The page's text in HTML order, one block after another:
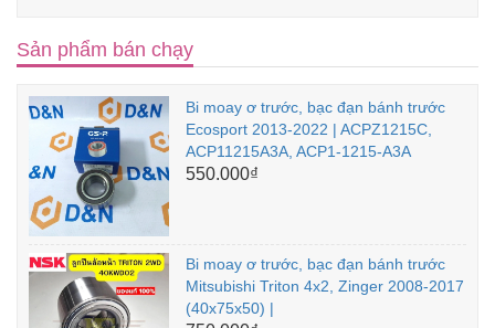
Sản phẩm bán chạy
Bi moay ơ trước, bạc đạn bánh trước
Ecosport 2013-2022 | ACPZ1215C,
ACP11215A3A, ACP1-1215-A3A
550.000₫
Bi moay ơ trước, bạc đạn bánh trước
Mitsubishi Triton 4x2, Zinger 2008-2017
(40x75x50) |